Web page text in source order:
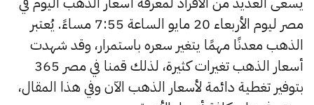
مصر ليوم الأربعاء 20 مايو الساعة 7:55 مساءً. يُعتبر
الذهب معدنًا مهمًا يتغير سعره باستمرار، وقد شهدت
أسعار الذهب تغيرات كثيرة، لذلك قمنا في مصر 365
بتوفير تغطية دائمة لأسعار الذهب الآن وفي هذا المقال،